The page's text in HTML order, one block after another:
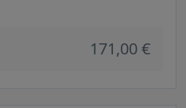
171,00 €